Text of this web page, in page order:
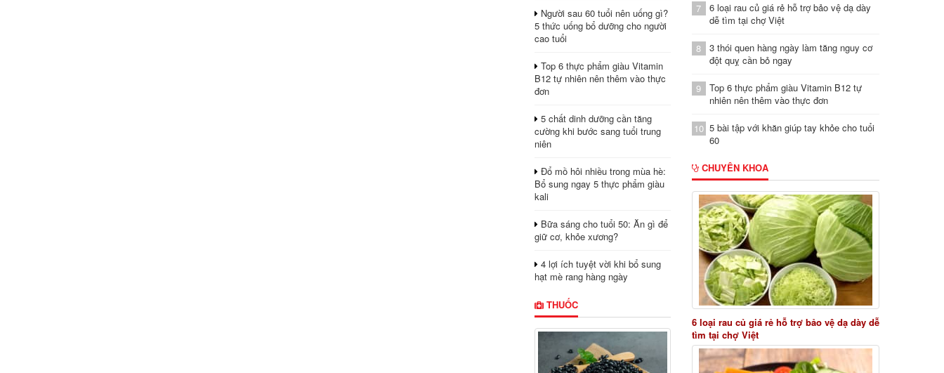
Người sau 60 tuổi nên uống gì?
5 thức uống bổ dưỡng cho người
cao tuổi
Top 6 thực phẩm giàu Vitamin
B12 tự nhiên nên thêm vào thực
đơn
5 chất dinh dưỡng cần tăng
cường khi bước sang tuổi trung
niên
Đổ mồ hôi nhiều trong mùa hè:
Bổ sung ngay 5 thực phẩm giàu
kali
Bữa sáng cho tuổi 50: Ăn gì để
giữ cơ, khỏe xương?
4 lợi ích tuyệt vời khi bổ sung
hạt mè rang hàng ngày
THUỐC
7
6 loại rau củ giá rẻ hỗ trợ bảo vệ dạ dày
dễ tìm tại chợ Việt
8
3 thói quen hàng ngày làm tăng nguy cơ
đột quỵ cần bỏ ngay
9
Top 6 thực phẩm giàu Vitamin B12 tự
nhiên nên thêm vào thực đơn
10 5 bài tập với khăn giúp tay khỏe cho tuổi
60
CHUYÊN KHOA
6 loại rau củ giá rẻ hỗ trợ bảo vệ dạ dày dễ
tìm tại chợ Việt